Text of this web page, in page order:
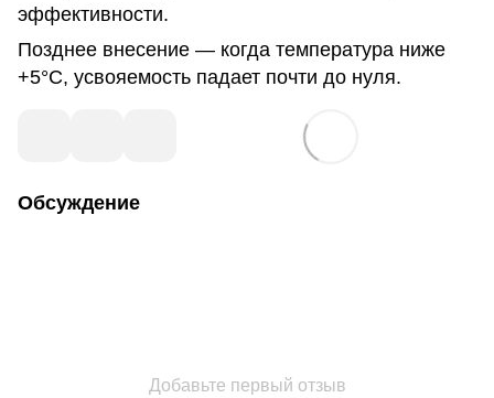
эффективности.
Позднее внесение — когда температура ниже
+5°C, усвояемость падает почти до нуля.
Обсуждение
Добавьте первый отзыв